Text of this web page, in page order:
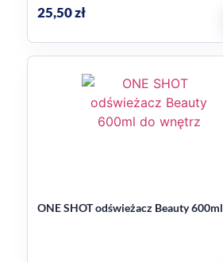
25,50zł
ONE SHOT odświeżacz Beauty 600ml